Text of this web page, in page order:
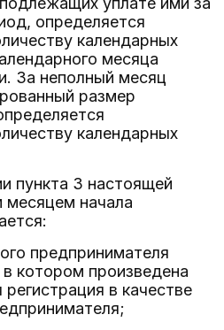
определяется
календарных
месяца
За неполный месяц
размер
календарных
пункта 3 настоящей
месяцем начала
предпринимателя
котором произведена
регистрация в качестве